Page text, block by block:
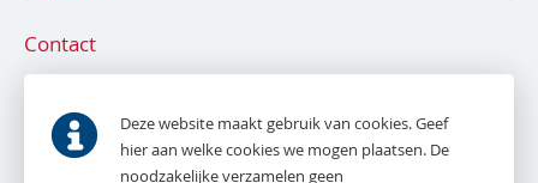
Contact
Parkweg 53
2271 AEVoorburg
Deze website maakt gebruik van cookies. Geef
hier aan welke cookies we mogen plaatsen. De
noodzakelijke verzamelen geen